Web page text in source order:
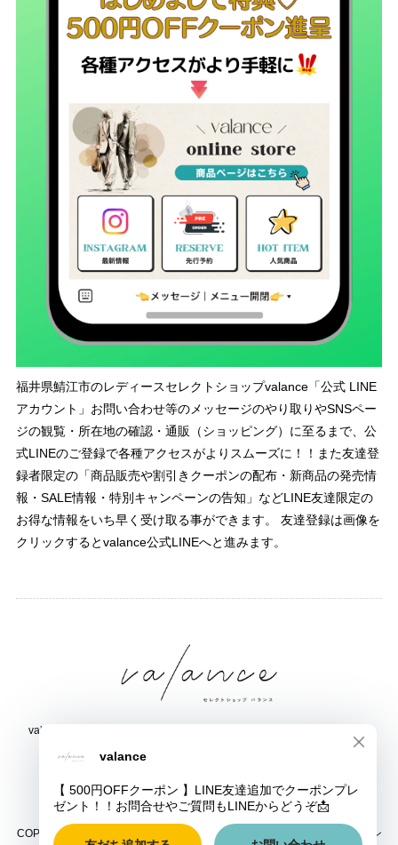
福井県鯖江市のレディースセレクトショップvalance「公式 LINE
アカウント」お問い合わせ等のメッセージのやり取りやSNSペー
ジの観覧・所在地の確認・通販（ショッピング）に至るまで、公
式LINEのご登録で各種アクセスがよりスムーズに！！また友達登
録者限定の「商品販売や割引きクーポンの配布・新商品の発売情
報・SALE情報・特別キャンペーンの告知」などLINE友達限定の
お得な情報をいち早く受け取る事ができます。 友達登録は画像を
クリックするとvalance公式LINEへと進みます。
valance 福井｜レディース セレクトショップ｜ファッション通販サイト
COPYRIGHT © valance 福井｜レディース セレクトショップ｜ファッション